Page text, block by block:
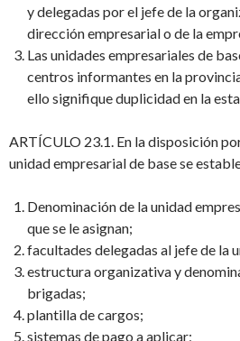
y delegadas por el jefe de la
dirección empresarial o de la
Las unidades empresariales de
centros informantes en la
ello signifique duplicidad en la
ARTÍCULO 23.1. En la disposición
unidad empresarial de base se
Denominación de la unidad
que se le asignan;
facultades delegadas al jefe de la
estructura organizativa y
brigadas;
plantilla de cargos;
sistemas de pago a aplicar;